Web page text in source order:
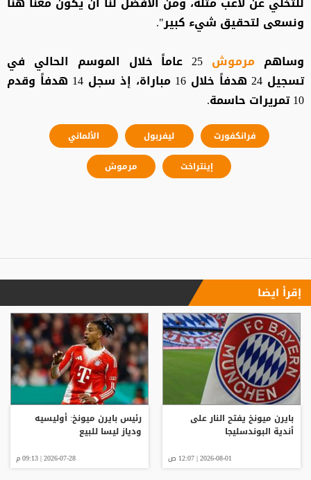
ونسعى لتحقيق شيء كبير".
وساهم مرموش
25 عاماً خلال الموسم الحالي في
تسجيل 24 هدفاً خلال 16 مباراة، إذ سجل 14 هدفاً وقدم
10 تمريرات حاسمة.
فرانكفورت ليفربول
الألماني
إينتراخت
مرموش
إقرأ ايضا
بايرن ميونخ يفتح النار على
أندية البوندسليجا
2026-08-01 | 12:07 ص
رئيس بايرن ميونخ: أوليسيه
ودياز ليسا للبيع
2026-07-28 | 09:13 م